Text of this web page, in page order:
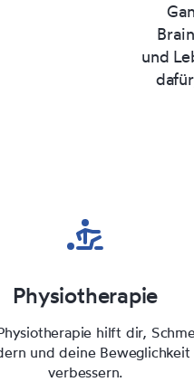
und
Physiotherapie
hilft dir,
und deine Beweglichkeit
verbessern.